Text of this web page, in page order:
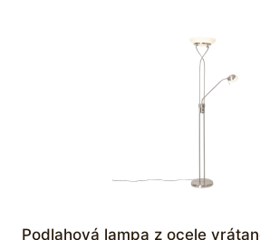
Podlahová lampa z ocele